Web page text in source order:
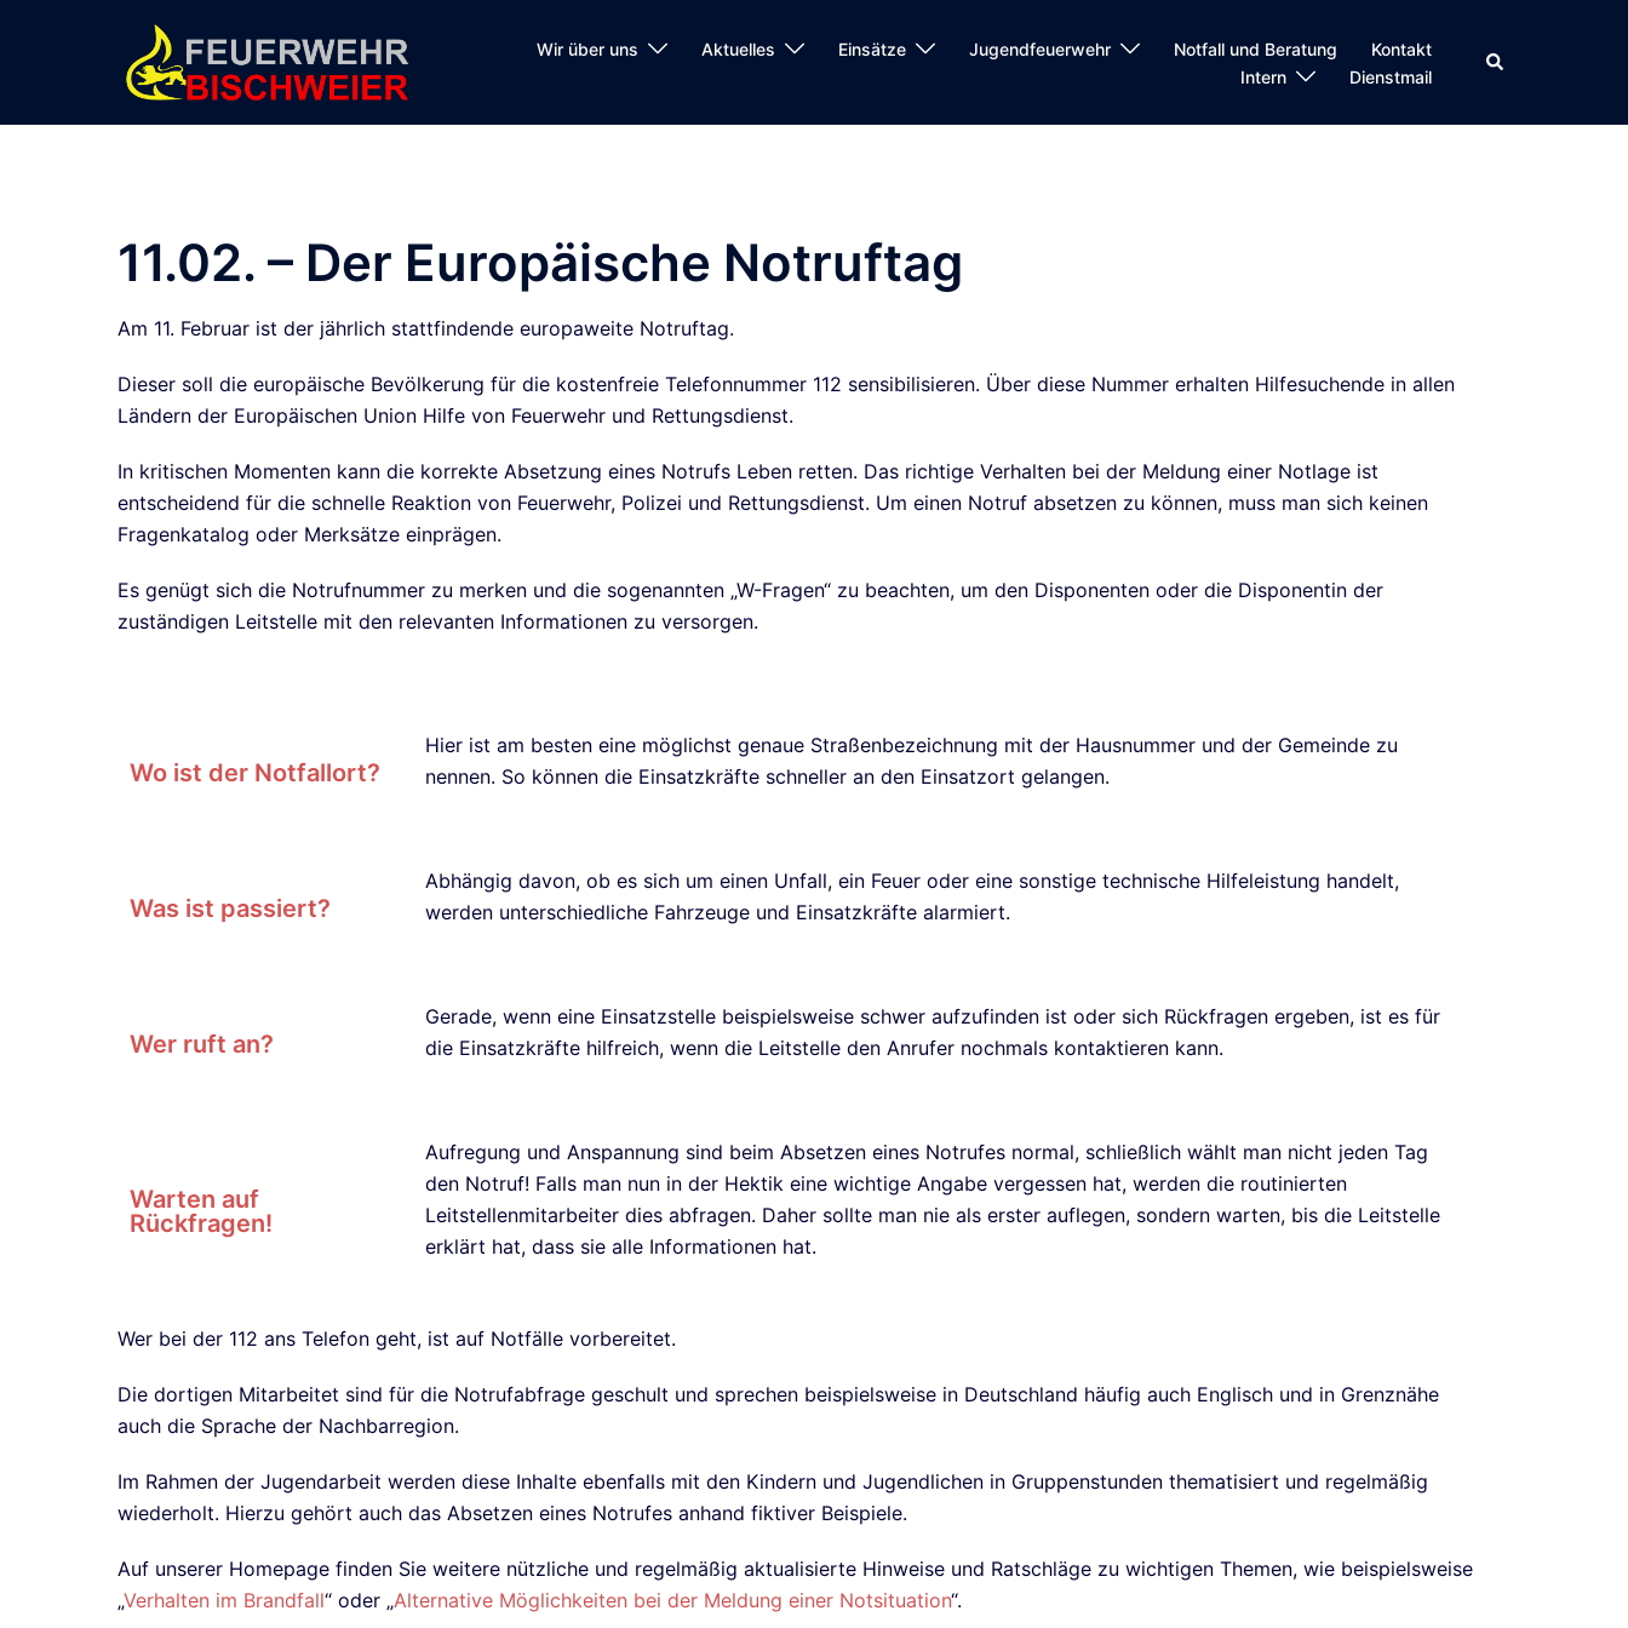
Wir über uns Aktuelles Einsätze Jugendfeuerwehr Notfall und Beratung
Kontakt
Intern
Dienstmail
11.02. – Der Europäische Notruftag
Am 11. Februar ist der jährlich stattfindende europaweite Notruftag.
Dieser soll die europäische Bevölkerung für die kostenfreie Telefonnummer 112 sensibilisieren. Über diese Nummer erhalten Hilfesuchende in allen
Ländern der Europäischen Union Hilfe von Feuerwehr und Rettungsdienst.
In kritischen Momenten kann die korrekte Absetzung eines Notrufs Leben retten. Das richtige Verhalten bei der Meldung einer Notlage ist
entscheidend für die schnelle Reaktion von Feuerwehr, Polizei und Rettungsdienst. Um einen Notruf absetzen zu können, muss man sich keinen
Fragenkatalog oder Merksätze einprägen.
Es genügt sich die Notrufnummer zu merken und die sogenannten „W-Fragen“ zu beachten, um den Disponenten oder die Disponentin der
zuständigen Leitstelle mit den relevanten Informationen zu versorgen.
Wo ist der Notfallort?
Hier ist am besten eine möglichst genaue Straßenbezeichnung mit der Hausnummer und der Gemeinde zu
nennen. So können die Einsatzkräfte schneller an den Einsatzort gelangen.
Was ist passiert?
Abhängig davon, ob es sich um einen Unfall, ein Feuer oder eine sonstige technische Hilfeleistung handelt,
werden unterschiedliche Fahrzeuge und Einsatzkräfte alarmiert.
Wer ruft an?
Gerade, wenn eine Einsatzstelle beispielsweise schwer aufzufinden ist oder sich Rückfragen ergeben, ist es für
die Einsatzkräfte hilfreich, wenn die Leitstelle den Anrufer nochmals kontaktieren kann.
Warten auf
Rückfragen!
Aufregung und Anspannung sind beim Absetzen eines Notrufes normal, schließlich wählt man nicht jeden Tag
den Notruf! Falls man nun in der Hektik eine wichtige Angabe vergessen hat, werden die routinierten
Leitstellenmitarbeiter dies abfragen. Daher sollte man nie als erster auflegen, sondern warten, bis die Leitstelle
erklärt hat, dass sie alle Informationen hat.
Wer bei der 112 ans Telefon geht, ist auf Notfälle vorbereitet.
Die dortigen Mitarbeitet sind für die Notrufabfrage geschult und sprechen beispielsweise in Deutschland häufig auch Englisch und in Grenznähe
auch die Sprache der Nachbarregion.
Im Rahmen der Jugendarbeit werden diese Inhalte ebenfalls mit den Kindern und Jugendlichen in Gruppenstunden thematisiert und regelmäßig
wiederholt. Hierzu gehört auch das Absetzen eines Notrufes anhand fiktiver Beispiele.
Auf unserer Homepage finden Sie weitere nützliche und regelmäßig aktualisierte Hinweise und Ratschläge zu wichtigen Themen, wie beispielsweise
„Verhalten im Brandfall“ oder „Alternative Möglichkeiten bei der Meldung einer Notsituation“.